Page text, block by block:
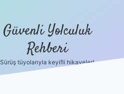
Güvenli Yolculuk
Rehberi
Sürüş tüyolarıyla keyifli hikayeler!